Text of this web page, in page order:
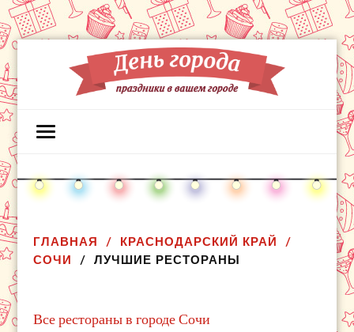
ГЛАВНАЯ
КРАСНОДАРСКИЙ КРАЙ
СОЧИ
ЛУЧШИЕ РЕСТОРАНЫ
Все рестораны в городе Сочи